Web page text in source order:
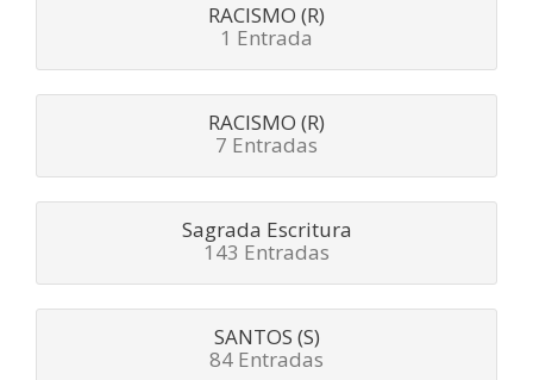
RACISMO (R)
1 Entrada
RACISMO (R)
7 Entradas
Sagrada Escritura
143 Entradas
SANTOS (S)
84 Entradas